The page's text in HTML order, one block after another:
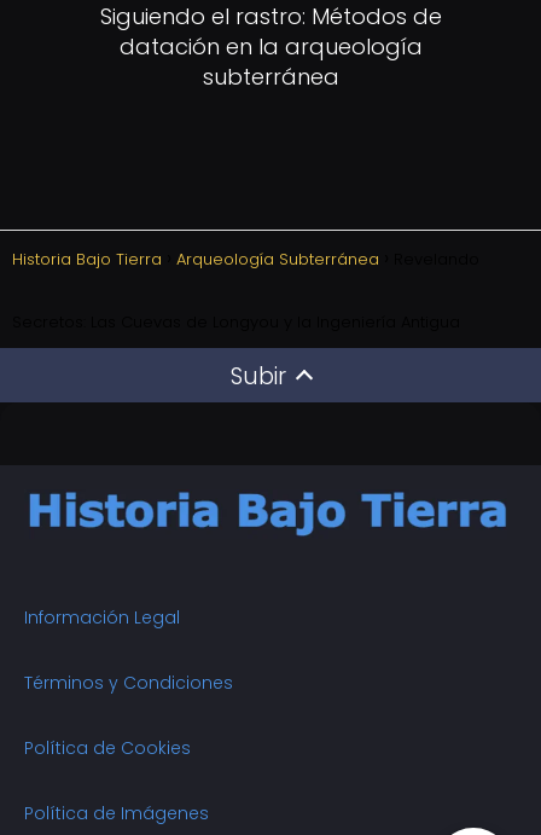
Siguiendo el rastro: Métodos de
datación en la arqueología
subterránea
Historia Bajo Tierra Arqueología Subterránea
Subir
Información Legal
Términos y Condiciones
Política de Cookies
Política de Imágenes